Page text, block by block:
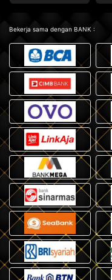
Bekerja sama dengan BANK :